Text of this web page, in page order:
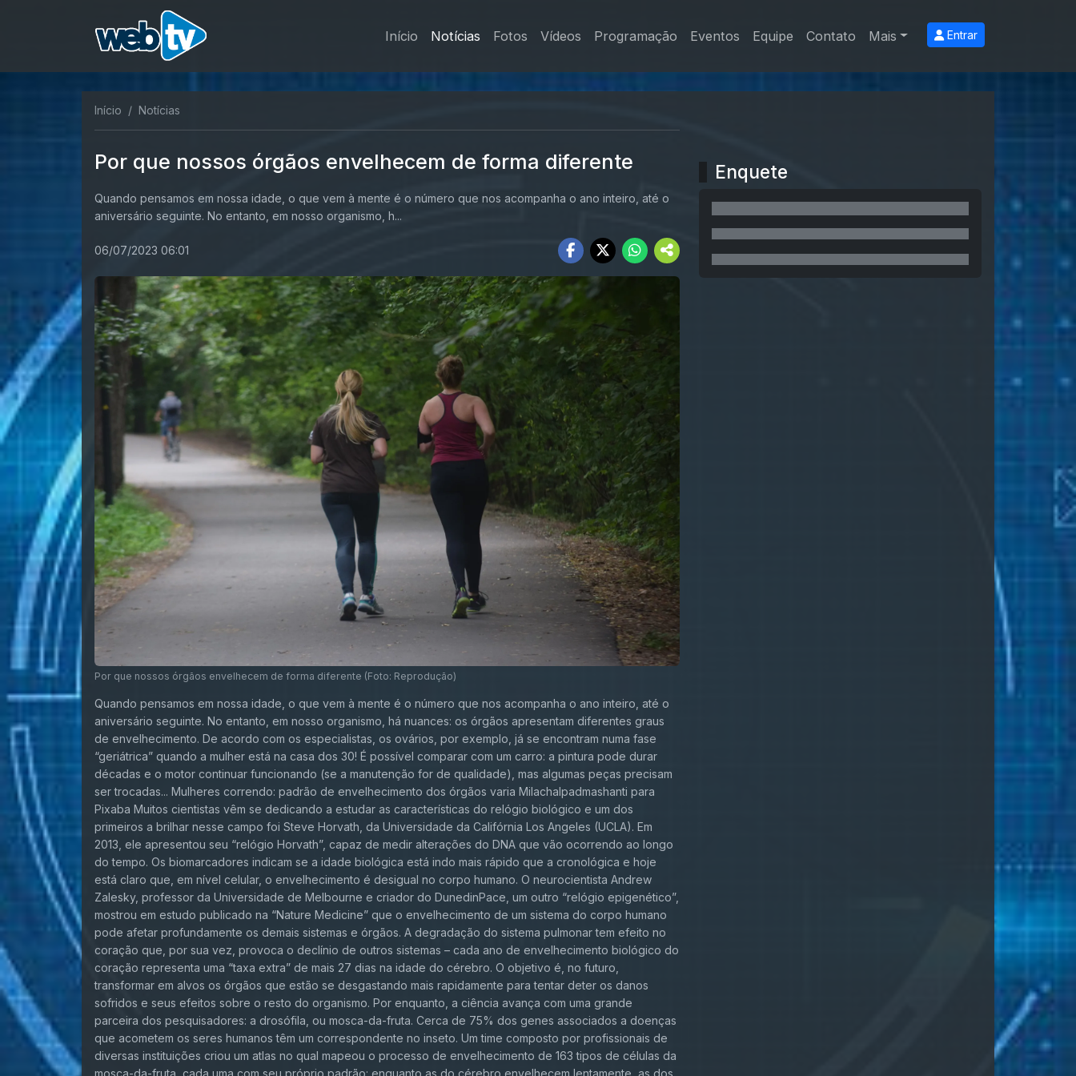
Início Notícias Fotos Vídeos Programação Eventos Equipe Contato Mais Entrar
Início Notícias
Por que nossos órgãos envelhecem de forma diferente
Quando pensamos em nossa idade, o que vem à mente é o número que nos acompanha o ano inteiro, até o
aniversário seguinte. No entanto, em nosso organismo, h...
06/07/2023 06:01
Por que nossos órgãos envelhecem de forma diferente (Foto: Reprodução)
Quando pensamos em nossa idade, o que vem à mente é o número que nos acompanha o ano inteiro, até o
aniversário seguinte. No entanto, em nosso organismo, há nuances: os órgãos apresentam diferentes graus
de envelhecimento. De acordo com os especialistas, os ovários, por exemplo, já se encontram numa fase
“geriátrica” quando a mulher está na casa dos 30! É possível comparar com um carro: a pintura pode durar
décadas e o motor continuar funcionando (se a manutenção for de qualidade), mas algumas peças precisam
ser trocadas... Mulheres correndo: padrão de envelhecimento dos órgãos varia Milachalpadmashanti para
Pixaba Muitos cientistas vêm se dedicando a estudar as características do relógio biológico e um dos
primeiros a brilhar nesse campo foi Steve Horvath, da Universidade da Califórnia Los Angeles (UCLA). Em
2013, ele apresentou seu “relógio Horvath”, capaz de medir alterações do DNA que vão ocorrendo ao longo
do tempo. Os biomarcadores indicam se a idade biológica está indo mais rápido que a cronológica e hoje
está claro que, em nível celular, o envelhecimento é desigual no corpo humano. O neurocientista Andrew
Zalesky, professor da Universidade de Melbourne e criador do DunedinPace, um outro “relógio epigenético”,
mostrou em estudo publicado na “Nature Medicine” que o envelhecimento de um sistema do corpo humano
pode afetar profundamente os demais sistemas e órgãos. A degradação do sistema pulmonar tem efeito no
coração que, por sua vez, provoca o declínio de outros sistemas – cada ano de envelhecimento biológico do
coração representa uma “taxa extra” de mais 27 dias na idade do cérebro. O objetivo é, no futuro,
transformar em alvos os órgãos que estão se desgastando mais rapidamente para tentar deter os danos
sofridos e seus efeitos sobre o resto do organismo. Por enquanto, a ciência avança com uma grande
parceira dos pesquisadores: a drosófila, ou mosca-da-fruta. Cerca de 75% dos genes associados a doenças
que acometem os seres humanos têm um correspondente no inseto. Um time composto por profissionais de
diversas instituições criou um atlas no qual mapeou o processo de envelhecimento de 163 tipos de células da
mosca-da-fruta, cada uma com seu próprio padrão: enquanto as do cérebro envelhecem lentamente, as dos
Enquete